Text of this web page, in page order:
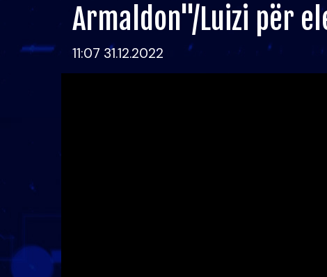
Armaldon"/Luizi për
11:07 31.12.2022